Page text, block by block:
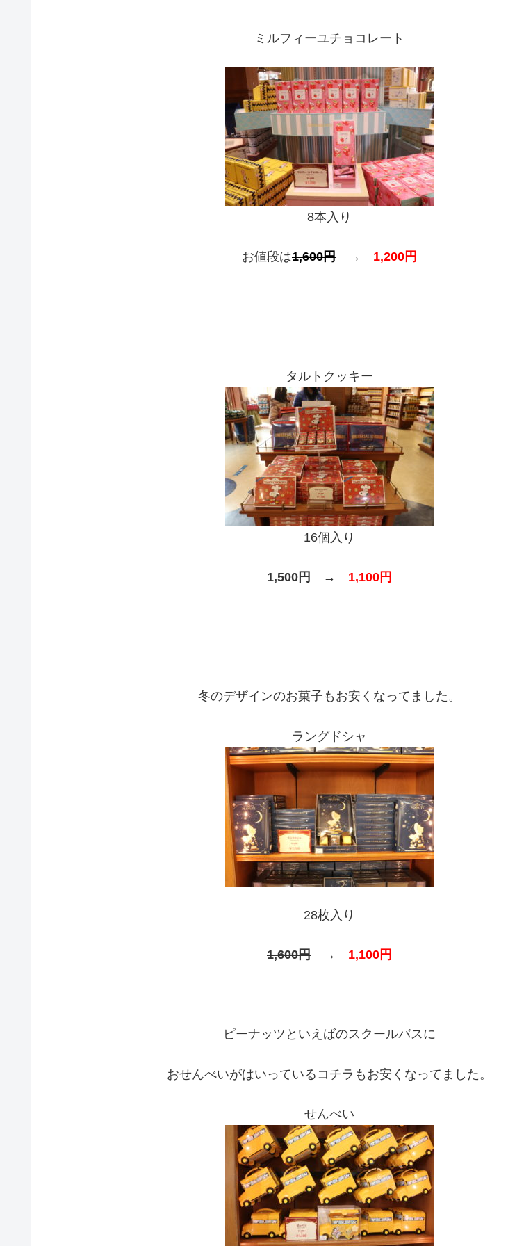
ミルフィーユチョコレート
8本入り
お値段は1,600円 → 1,200円
タルトクッキー
16個入り
1,500円 → 1,100円
冬のデザインのお菓子もお安くなってました。
ラングドシャ
28枚入り
1,600円 → 1,100円
ピーナッツといえばのスクールバスに
おせんべいがはいっているコチラもお安くなってました。
せんべい